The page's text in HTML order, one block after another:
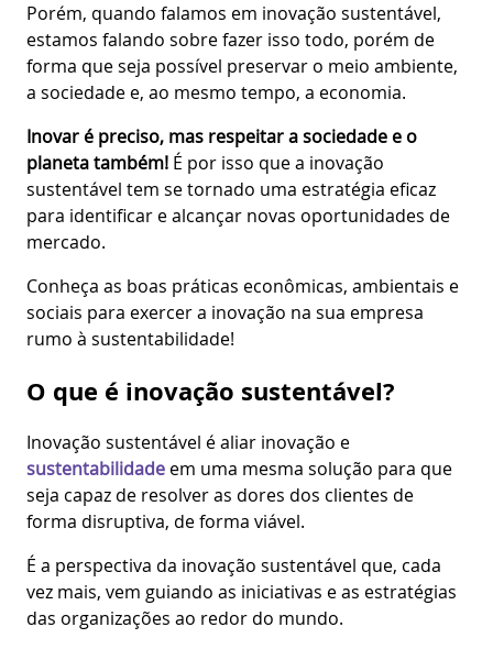
Porém, quando falamos em inovação sustentável,
estamos falando sobre fazer isso todo, porém de
forma que seja possível preservar o meio ambiente,
a sociedade e, ao mesmo tempo, a economia.
Inovar é preciso, mas respeitar a sociedade e o
planeta também! É por isso que a inovação
sustentável tem se tornado uma estratégia eficaz
para identificar e alcançar novas oportunidades de
mercado.
Conheça as boas práticas econômicas, ambientais e
sociais para exercer a inovação na sua empresa
rumo à sustentabilidade!
O que é inovação sustentável?
Inovação sustentável é aliar inovação e
sustentabilidade em uma mesma solução para que
seja capaz de resolver as dores dos clientes de
forma disruptiva, de forma viável.
É a perspectiva da inovação sustentável que, cada
vez mais, vem guiando as iniciativas e as estratégias
das organizações ao redor do mundo.